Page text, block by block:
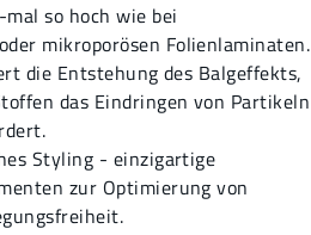
so hoch wie bei
mikroporösen Folienlaminaten.
die Entstehung des Balgeffekts,
das Eindringen von Partikeln
Styling - einzigartige
zur Optimierung von